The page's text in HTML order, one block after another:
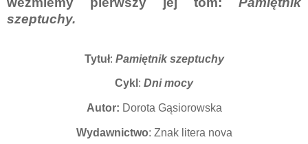
szeptuchy.
Tytuł: Pamiętnik szeptuchy
Cykl : Dni mocy
Autor: Dorota Gąsiorowska
Wydawnictwo: Znak litera nova